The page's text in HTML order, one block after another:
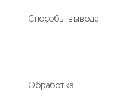
Способы вывода
Обработка